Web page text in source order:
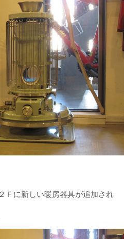
Ｆに新しい暖房器具が追加され